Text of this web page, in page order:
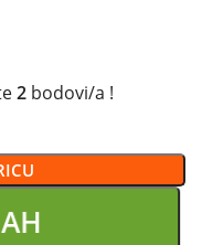
2 bodovi/a !